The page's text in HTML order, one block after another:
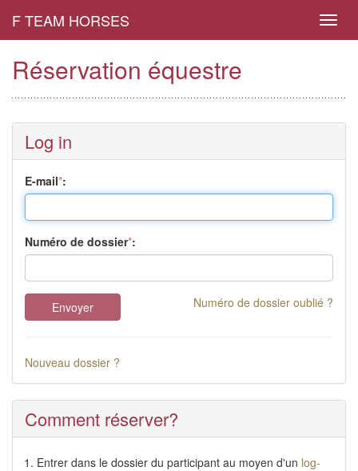
F TEAM HORSES
Réservation équestre
Log in
E-mail*:
Numéro de dossier*:
Numéro de dossier oublié ?
Nouveau dossier ?
Comment réserver?
Entrer dans le dossier du participant au moyen d'un log-